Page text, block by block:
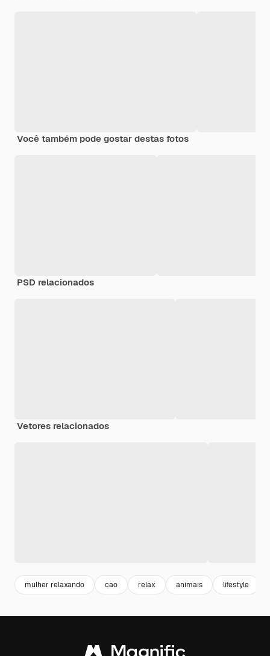
Você também pode gostar destas fotos
PSD relacionados
Vetores relacionados
mulher relaxando cao relax animais lifestyle